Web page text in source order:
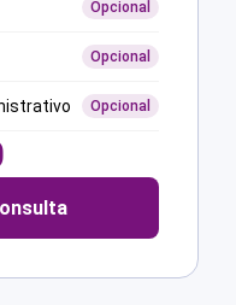
Opcional
Opcional
Opcional